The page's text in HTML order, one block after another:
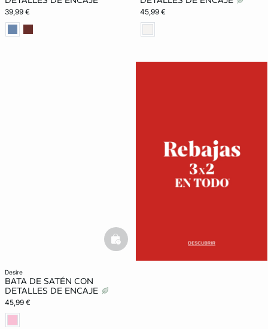
39,99 € 45,99 €
desire
BATA DE SATÉN CON
DETALLES DE ENCAJE
45,99 €
basketfull